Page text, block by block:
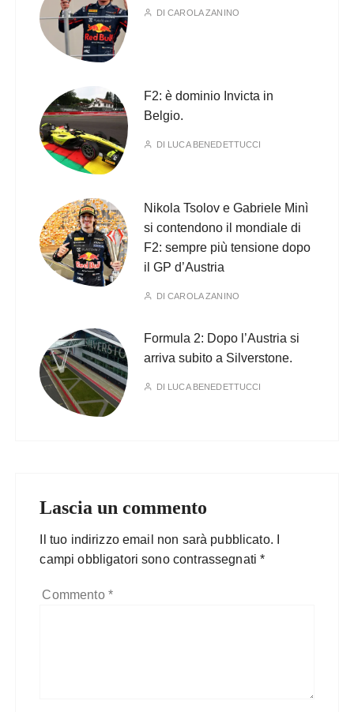
DICAROLA ZANINO
F2: è dominio Invicta in
Belgio.
DI LUCA BENEDETTUCCI
Nikola Tsolov e Gabriele Minì
si contendono il mondiale di
F2: sempre più tensione dopo
il GP d’Austria
DICAROLA ZANINO
Formula 2: Dopo l’Austria si
arriva subito a Silverstone.
DI LUCA BENEDETTUCCI
Lascia un commento
Il tuo indirizzo email non sarà pubblicato.
campi obbligatori sono contrassegnati*
Commento *